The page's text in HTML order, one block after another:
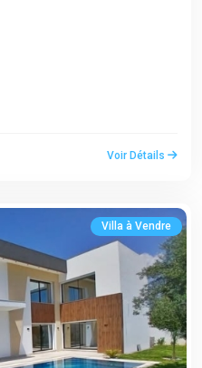
Voir Détails
Villa à Vendre